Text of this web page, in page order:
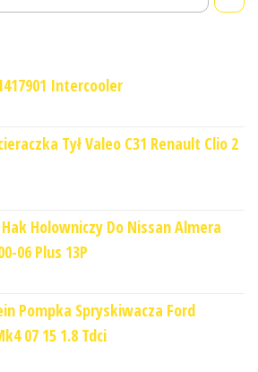
Intercooler
Tył Valeo C31 Renault Clio 2
Holowniczy Do Nissan Almera
06 Plus 13P
Pompka Spryskiwacza Ford
07 15 1.8 Tdci